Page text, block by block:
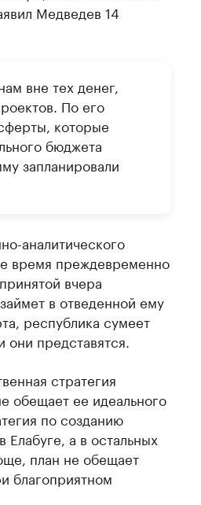
Медведев 14
вне тех денег,
По его
которые
бюджета
запланировали
аналитического
время преждевременно
вчера
в отведенной ему
республика сумеет
представятся.
стратегия
обещает ее идеального
по созданию
Елабуге, а в остальных
план не обещает
благоприятном